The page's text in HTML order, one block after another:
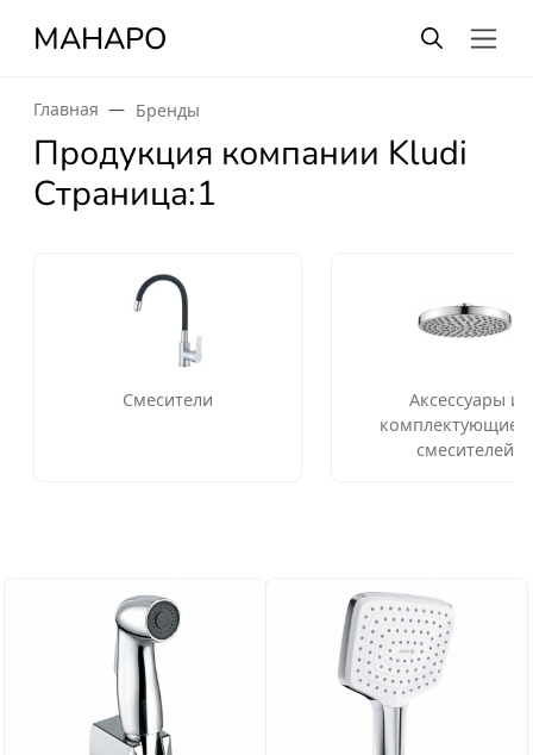
МАНАРО
Главная Бренды
Продукция компании Kludi
Страница:1
Смесители
Аксессуары и
комплектующие
смесителей